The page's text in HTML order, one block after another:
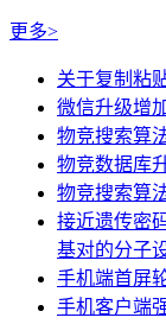
更多>
关于复制粘
微信升级增
物竞搜索算
物竞数据库
物竞搜索算
接近遗传密
基对的分子
手机端首屏
手机客户端